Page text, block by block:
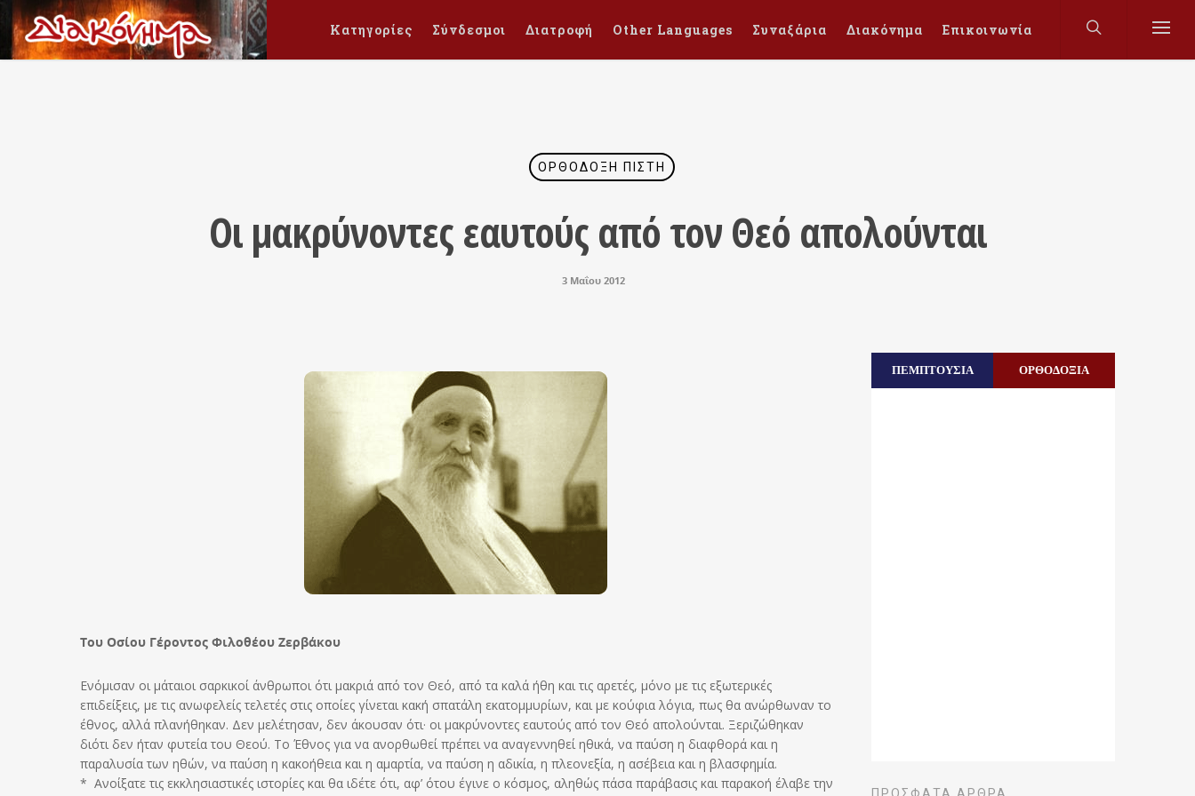
Κατηγορίες Σύνδεσμοι Διατροφή Other Languages Συναξάρια Διακόνημα Επικοινωνία
ΟΡΘΌΔΟΞΗ ΠΊΣΤΗ
Οι μακρύνοντες εαυτούς από τον Θεό απολούνται
3 Μαΐου 2012
Του Οσίου Γέροντος Φιλοθέου Ζερβάκου
Ενόμισαν οι μάταιοι σαρκικοί άνθρωποι ότι μακριά από τον Θεό, από τα καλά ήθη και τις αρετές, μόνο με τις εξωτερικές
επιδείξεις, με τις ανωφελείς τελετές στις οποίες γίνεται κακή σπατάλη εκατομμυρίων, και με κούφια λόγια, πως θα ανώρθωναν το
έθνος, αλλά πλανήθηκαν. Δεν μελέτησαν, δεν άκουσαν ότι· οι μακρύνοντες εαυτούς από τον Θεό απολούνται. Ξεριζώθηκαν
διότι δεν ήταν φυτεία του Θεού. Το Έθνος για να ανορθωθεί πρέπει να αναγεννηθεί ηθικά, να παύση η διαφθορά και η
παραλυσία των ηθών, να παύση η κακοήθεια και η αμαρτία, να παύση η αδικία, η πλεονεξία, η ασέβεια και η βλασφημία.
* Ανοίξατε τις εκκλησιαστικές ιστορίες και θα ιδέτε ότι, αφ’ ότου έγινε ο κόσμος, αληθώς πάσα παράβασις και παρακοή έλαβε την
ΠΕΜΠΤΟΥΣΙΑ ΟΡΘΟΔΟΞΙΑ